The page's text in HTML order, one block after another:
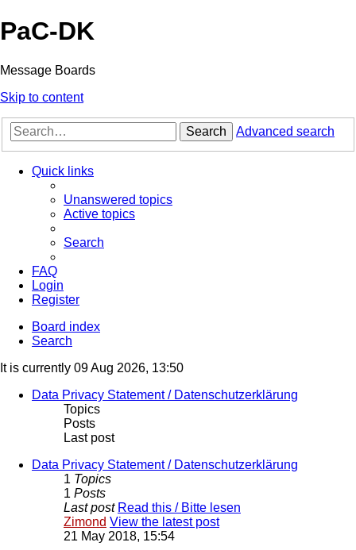
PaC-DK
Message Boards
Skip to content
Search Advanced search
Quick links
Unanswered topics
Active topics
Search
FAQ
Login
Register
Board index
Search
It is currently 09 Aug 2026, 13:50
Data Privacy Statement / Datenschutzerklärung
Topics
Posts
Last post
Data Privacy Statement / Datenschutzerklärung
1 Topics
1 Posts
Last post Read this / Bitte lesen
Zimond View the latest post
21 May 2018, 15:54